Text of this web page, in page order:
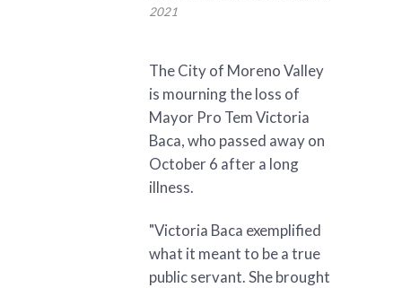
2021
The City of Moreno Valley
is mourning the loss of
Mayor Pro Tem Victoria
Baca, who passed away on
October 6 after a long
illness.
"Victoria Baca exemplified
what it meant to be a true
public servant. She brought